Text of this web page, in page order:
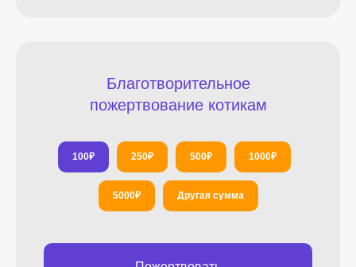
Благотворительное
пожертвование котикам
100₽ 250₽ 500₽ 1000₽
5000₽ Другая сумма